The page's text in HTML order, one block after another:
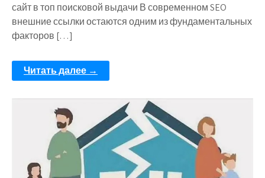
сайт в топ поисковой выдачи В современном SEO
внешние ссылки остаются одним из фундаментальных
факторов […]
Читать далее →